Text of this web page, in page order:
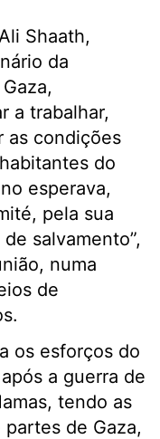
Shaath,
da
a trabalhar,
as condições
do
esperava,
pela sua
salvamento”,
numa
de
os esforços do
a guerra de
tendo as
de Gaza,